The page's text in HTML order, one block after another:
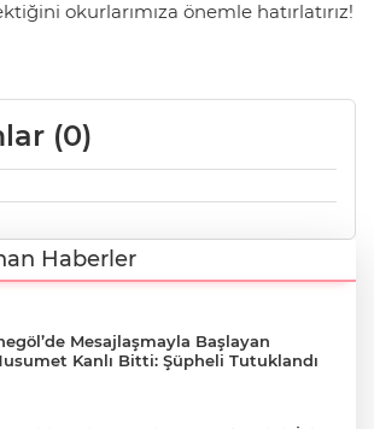
okurlarımıza önemle hatırlatırız!
(0)
Haberler
Mesajlaşmayla Başlayan
Kanlı Bitti: Şüpheli Tutuklandı